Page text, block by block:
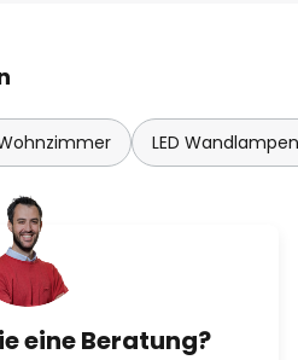
LED
eine Beratung?